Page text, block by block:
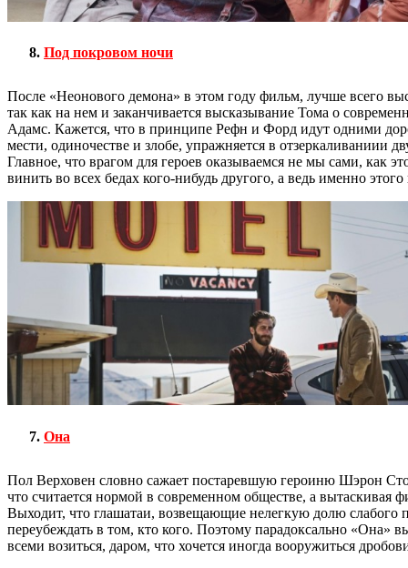
Под покровом ночи
После «Неонового демона» в этом году фильм, лучше всего
так как на нем и заканчивается высказывание Тома о
Адамс. Кажется, что в принципе Рефн и Форд идут одними
мести, одиночестве и злобе, упражняется в
Главное, что врагом для героев оказываемся не мы сами, как
винить во всех бедах кого-нибудь другого, а ведь именно
Она
Пол Верховен словно сажает постаревшую героиню Шэрон
что считается нормой в современном обществе, а
Выходит, что глашатаи, возвещающие нелегкую долю слабого
переубеждать в том, кто кого. Поэтому парадоксально
всеми возиться, даром, что хочется иногда вооружиться